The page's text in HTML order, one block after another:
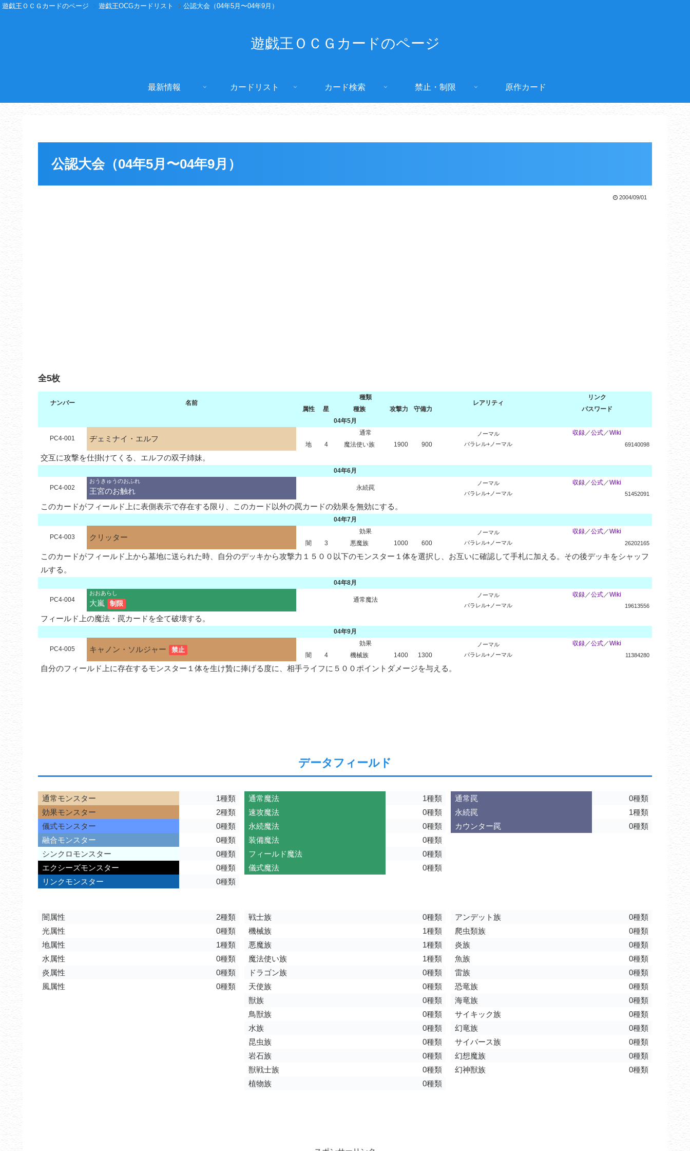
遊戯王ＯＣＧカードのページ 遊戯王OCGカードリスト 公認大会（04年5月〜04年9月）
遊戯王ＯＣＧカードのページ
最新情報 カードリスト カード検索 禁止・制限 原作カード
公認大会（04年5月〜04年9月）
2004/09/01
全5枚
ナンバー 名前
種類
レアリティ
リンク
属性
星 種族 攻撃力 守備力
パスワード
04年5月
PC4-001 ヂェミナイ・エルフ
通常
ノーマル
パラレル+ノーマル
収録 ／公式 ／Wiki
地
4 魔法使い族 1900 900 69140098
交互に攻撃を仕掛けてくる、エルフの双子姉妹。
04年6月
PC4-002
おうきゅうのおふれ
王宮のお触れ 永続罠
ノーマル
パラレル+ノーマル
収録 ／公式 ／Wiki
51452091
このカードがフィールド上に表側表示で存在する限り、このカード以外の罠カードの効果を無効にする。
04年7月
PC4-003 クリッター
効果
ノーマル
パラレル+ノーマル
収録 ／公式 ／Wiki
闇
3 悪魔族 1000 600 26202165
このカードがフィールド上から墓地に送られた時、自分のデッキから攻撃力１５００以下のモンスター１体を選択し、お互いに確認して手札に加える。その後デッキをシャッフ
ルする。
04年8月
PC4-004
おおあらし
大嵐 制限
通常魔法
ノーマル
パラレル+ノーマル
収録 ／公式 ／Wiki
19613556
フィールド上の魔法・罠カードを全て破壊する。
04年9月
PC4-005 キャノン・ソルジャー 禁止
効果
ノーマル
パラレル+ノーマル
収録 ／公式 ／Wiki
闇
4 機械族 1400 1300 11384280
自分のフィールド上に存在するモンスター１体を生け贄に捧げる度に、相手ライフに５００ポイントダメージを与える。
データフィールド
通常モンスター
1種類
効果モンスター
2種類
儀式モンスター
0種類
融合モンスター
0種類
シンクロモンスター
0種類
エクシーズモンスター
0種類
リンクモンスター
0種類
通常魔法
1種類
速攻魔法
0種類
永続魔法
0種類
装備魔法
0種類
フィールド魔法
0種類
儀式魔法
0種類
通常罠
0種類
永続罠
1種類
カウンター罠
0種類
闇属性
2種類
光属性
0種類
地属性
1種類
水属性
0種類
炎属性
0種類
風属性
0種類
戦士族
0種類
機械族
1種類
悪魔族
1種類
魔法使い族
1種類
ドラゴン族
0種類
天使族
0種類
獣族
0種類
鳥獣族
0種類
水族
0種類
昆虫族
0種類
岩石族
0種類
獣戦士族
0種類
植物族
0種類
アンデット族
0種類
爬虫類族
0種類
炎族
0種類
魚族
0種類
雷族
0種類
恐竜族
0種類
海竜族
0種類
サイキック族
0種類
幻竜族
0種類
サイバース族
0種類
幻想魔族
0種類
幻神獣族
0種類